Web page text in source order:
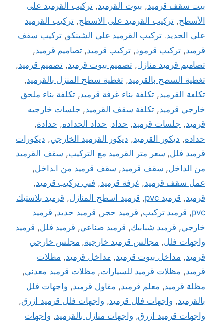
بيت سقف قرميد, بيوت القرميد, تركيب القرميد على
الأسطح, تركيب القرميد على الاسطح, تركيب القرميد
على الحديد, تركيب القرميد على الشينكو, تركيب سقف
قرميد, تركيب قرمود, تركيب قرميد, تصاميم قرميد,
تصاميم قرميد منازل, تصميم بيوت قرميد, تصميم قرميد,
تغطية السطح بالقرميد, تغطية سطح المنزل بالقرميد,
تكلفة القرميد, تكلفة بناء غرفة قرميد, تكلفة بناء ملحق
خارجي قرميد, تكلفة سقف القرميد, جلسات خارجيه
قرميد, جلسات قرميد, حداد, حداد الحداده, حدادة,
حداده, ديكور القرميد, ديكور القرميد الخارجي, ديكورات
قرميد فلل, سعر متر القرميد مع التركيب, سقف القرميد
من الداخل, سقف قرميد, سقف قرميد من الداخل,
عمل سقف قرميد, غرفة قرميد, فني تركيب قرميد,
قرميد, قرميد pvc , قرميد اسطح المنازل, قرميد بلاستيك
pvc
, قرميد تركيب, قرميد حجر , قرميد حديد, قرميد
خارجي, قرميد شبابيك, قرميد صناعي, قرميد فلل, قرميد
واجهات فلل, مجالس قرميد خارجية, مجلس خارجي
قرميد, مداخل بيوت قرميد, مداخل قرميد, مظلات
قرميد, مظلات قرميد للسيارات, مظلات قرميد معدني,
مظلة قرميد, معلم قرميد, مقاول قرميد, واجهات فلل
بالقرميد, واجهات فلل قرميد, واجهات فلل قرميد ازرق,
واجهات قرميد ازرق, واجهات منازل بالقرميد, واجهات